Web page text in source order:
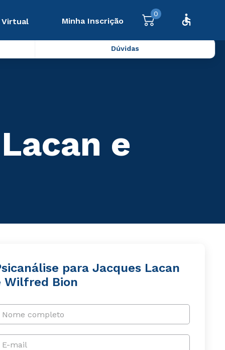
Virtual Minha Inscrição
0
Dúvidas
e
para Jacques Lacan
Wilfred Bion
Nome completo
E-mail